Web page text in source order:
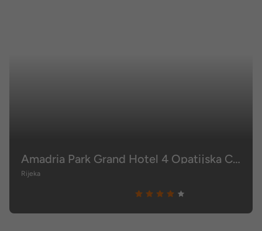
Amadria Park Grand Hotel 4 Opatijska Cvijeta
Rijeka